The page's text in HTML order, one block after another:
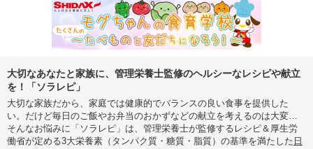
大切なあなたと家族に、管理栄養士監修のヘルシーなレシピや献立
を！「ソラレピ」
大切な家族だから、家庭では健康的でバランスの良い食事を提供した
い。だけど毎日のご飯やお弁当のおかずなどの献立を考えるのは大変…
そんなお悩みに「ソラレピ」は、管理栄養士が監修するレシピ＆厚生労
働省が定める3大栄養素（タンパク質・糖質・脂質）の基準を満たした 日